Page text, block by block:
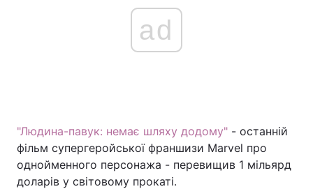
ad
"Людина-павук: немає шляху додому" - останній
фільм супергеройської франшизи Marvel про
однойменного персонажа - перевищив 1 мільярд
доларів у світовому прокаті.